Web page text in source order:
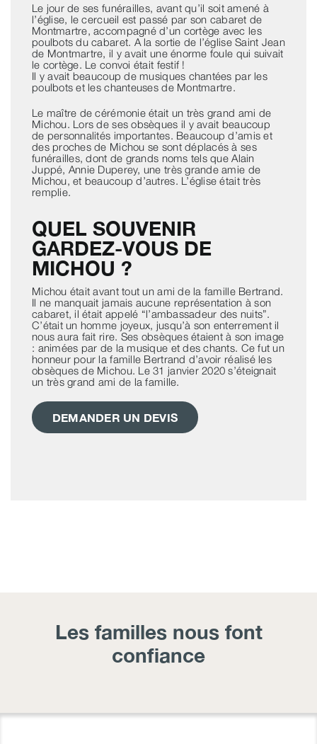
Le jour de ses funérailles, avant qu’il soit amené à
l’église, le cercueil est passé par son cabaret de
Montmartre, accompagné d’un cortège avec les
poulbots du cabaret. A la sortie de l’église Saint Jean
de Montmartre, il y avait une énorme foule qui suivait
le cortège. Le convoi était festif !
Il y avait beaucoup de musiques chantées par les
poulbots et les chanteuses de Montmartre.
Le maître de cérémonie était un très grand ami de
Michou. Lors de ses obsèques il y avait beaucoup
de personnalités importantes. Beaucoup d’amis et
des proches de Michou se sont déplacés à ses
funérailles, dont de grands noms tels que Alain
Juppé, Annie Duperey, une très grande amie de
Michou, et beaucoup d’autres. L’église était très
remplie.
QUEL SOUVENIR
GARDEZ-VOUS DE
MICHOU ?
Michou était avant tout un ami de la famille Bertrand.
Il ne manquait jamais aucune représentation à son
cabaret, il était appelé “l’ambassadeur des nuits”.
C’était un homme joyeux, jusqu’à son enterrement il
nous aura fait rire. Ses obsèques étaient à son image
: animées par de la musique et des chants. Ce fut un
honneur pour la famille Bertrand d’avoir réalisé les
obsèques de Michou. Le 31 janvier 2020 s’éteignait
un très grand ami de la famille.
DEMANDER UN DEVIS
Les familles nous font
confiance